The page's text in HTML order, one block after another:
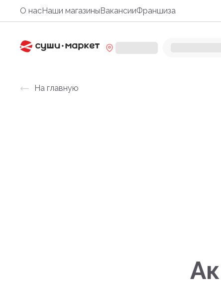
О насНаши магазиныВакансииФраншиза
На главную